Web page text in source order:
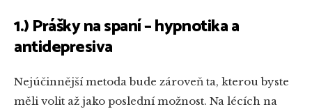
1.) Prášky na spaní – hypnotika a
antidepresiva
Nejúčinnější metoda bude zároveň ta, kterou byste
měli volit až jako poslední možnost. Na lécích na